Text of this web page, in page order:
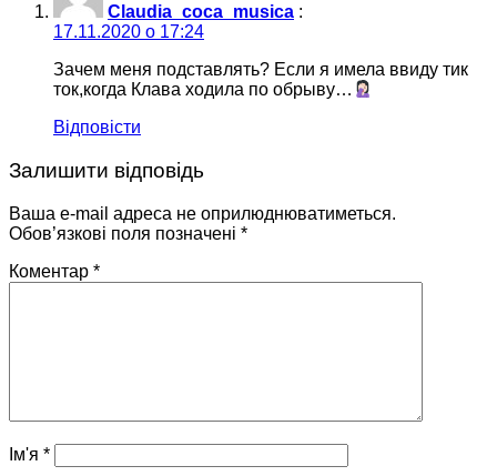
Claudia_coca_musica :
17.11.2020 о 17:24
Зачем меня подставлять? Если я имела ввиду тик
ток,когда Клава ходила по обрыву…
Відповісти
Залишити відповідь
Ваша e-mail адреса не оприлюднюватиметься.
Обов’язкові поля позначені *
Коментар *
Ім'я *